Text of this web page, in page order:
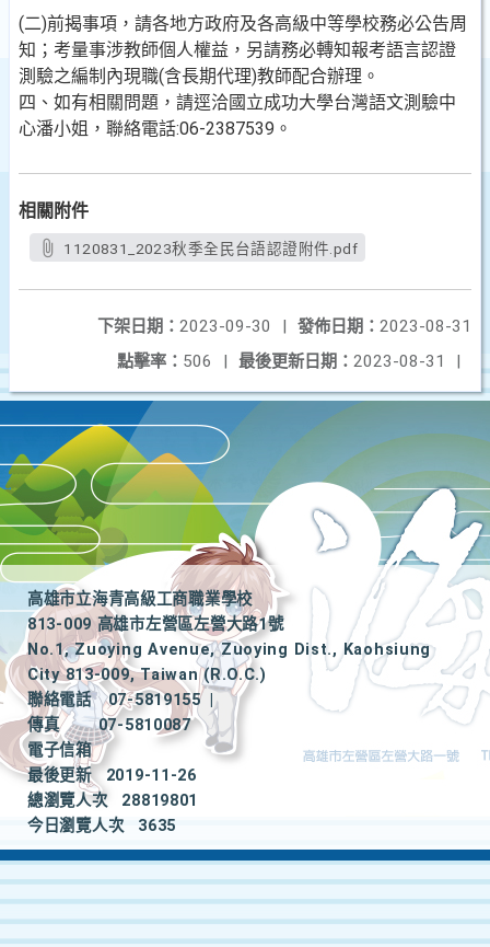
(二)前揭事項，請各地方政府及各高級中等學校務必公告周
知；考量事涉教師個人權益，另請務必轉知報考語言認證
測驗之編制內現職(含長期代理)教師配合辦理。
四、如有相關問題，請逕洽國立成功大學台灣語文測驗中
心潘小姐，聯絡電話:06-2387539。
相關附件
1120831_2023秋季全民台語認證附件.pdf
發佈日期： 2023-08-31
下架日期： 2023-09-30
|
最後更新日期： 2023-08-31 |
點擊率： 506 |
高雄市立海青高級工商職業學校
813-009 高雄市左營區左營大路1號
No.1, Zuoying Avenue, Zuoying Dist., Kaohsiung
City 813-009, Taiwan (R.O.C.)
聯絡電話
07-5819155
|
傳真
07-5810087
電子信箱
最後更新
2019-11-26
總瀏覽人次
28819801
今日瀏覽人次
3635